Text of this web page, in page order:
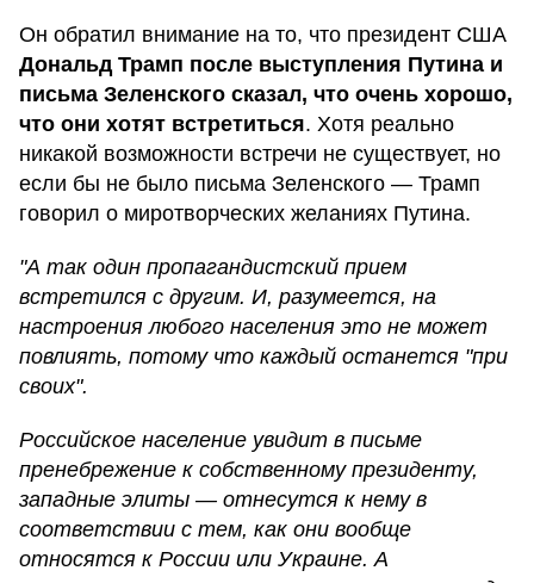
Он обратил внимание на то, что президент США
Дональд Трамп после выступления Путина и
письма Зеленского сказал, что очень хорошо,
что они хотят встретиться. Хотя реально
никакой возможности встречи не существует, но
если бы не было письма Зеленского — Трамп
говорил о миротворческих желаниях Путина.
"А так один пропагандистский прием
встретился с другим. И, разумеется, на
настроения любого населения это не может
повлиять, потому что каждый останется "при
своих".
Российское население увидит в письме
пренебрежение к собственному президенту,
западные элиты — отнесутся к нему в
соответствии с тем, как они вообще
относятся к России или Украине. А